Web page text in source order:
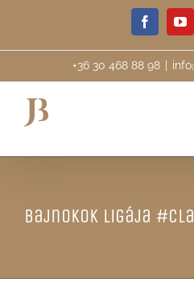
content
Facebook
+36 30 468 88 98
Bajnokok ligája